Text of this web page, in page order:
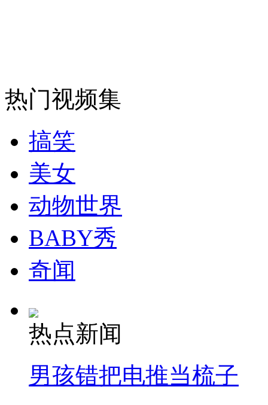
安徽一实载49人客车翻车
走！跟着总书记去植树
消防员救轻生者 花炮节热闹非凡
纽约上演“枕头大战”
热门视频集
搞笑
美女
动物世界
BABY秀
奇闻
热点新闻
男孩错把电推当梳子